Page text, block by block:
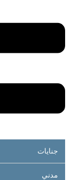
جنايات
مدني